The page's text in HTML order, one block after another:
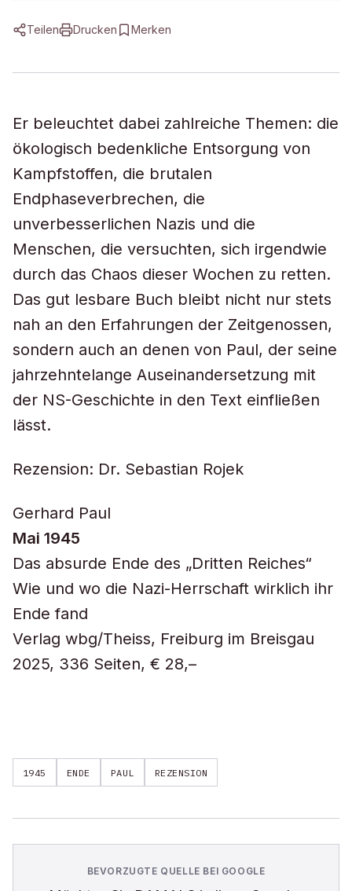
Teilen Drucken Merken
Er beleuchtet dabei zahlreiche Themen: die
ökologisch bedenkliche Entsorgung von
Kampfstoffen, die brutalen
Endphaseverbrechen, die
unverbesserlichen Nazis und die
Menschen, die versuchten, sich irgendwie
durch das Chaos dieser Wochen zu retten.
Das gut lesbare Buch bleibt nicht nur stets
nah an den Erfahrungen der Zeitgenossen,
sondern auch an denen von Paul, der seine
jahrzehntelange Auseinandersetzung mit
der NS-Geschichte in den Text einfließen
lässt.
Rezension: Dr. Sebastian Rojek
Gerhard Paul
Mai 1945
Das absurde Ende des „Dritten Reiches“
Wie und wo die Nazi-Herrschaft wirklich ihr
Ende fand
Verlag wbg/Theiss, Freiburg im Breisgau
2025, 336 Seiten, € 28,–
1945 ENDE PAUL REZENSION
BEVORZUGTE QUELLE BEI GOOGLE